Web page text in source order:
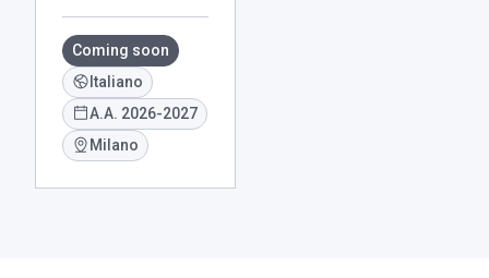
Coming soon
Italiano
A.A. 2026-2027
Milano